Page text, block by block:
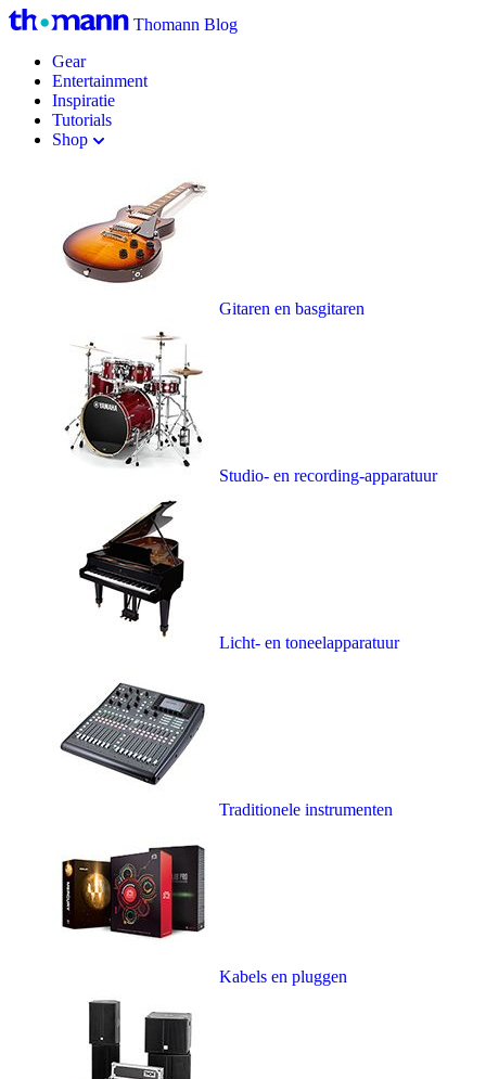
Thomann Blog
Gear
Entertainment
Inspiratie
Tutorials
Shop
Gitaren en basgitaren
Studio- en recording-apparatuur
Licht- en toneelapparatuur
Traditionele instrumenten
Kabels en pluggen